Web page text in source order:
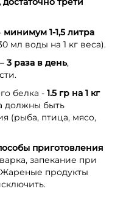
минимум 1-1,5 литра
мл воды на 1 кг веса).
3 раза в день,
белка - 1.5 гр на 1 кг
должны быть
(рыба, птица, мясо,
приготовления
запекание при
продукты